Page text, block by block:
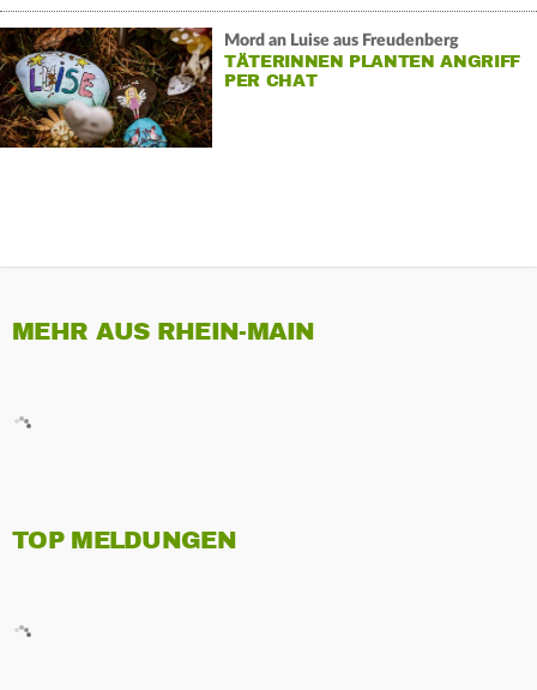
Mord an Luise aus Freudenberg
TÄTERINNEN PLANTEN ANGRIFF
PER CHAT
MEHR AUS RHEIN-MAIN
TOP MELDUNGEN